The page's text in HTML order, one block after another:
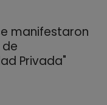
manifestaron
Privada"